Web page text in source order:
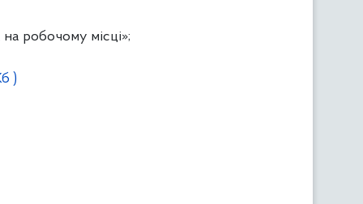
робочому місці»;
)